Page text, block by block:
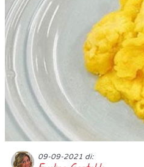
09-09-2021 di: